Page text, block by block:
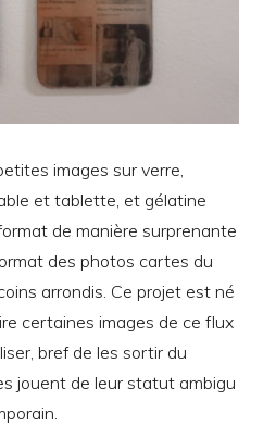
images sur verre,
et tablette, et gélatine
de manière surprenante
des photos cartes du
arrondis. Ce projet est né
certaines images de ce flux
bref de les sortir du
jouent de leur statut ambigu